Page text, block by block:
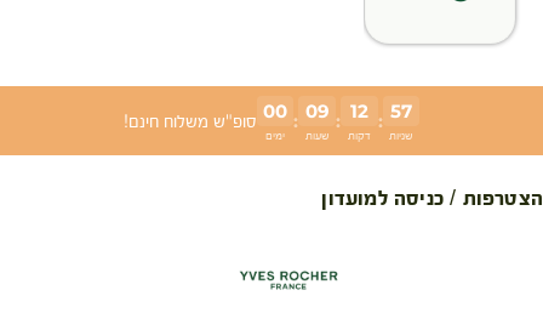
00
ימים
: 09
שעות
: 12
דקות
: 56
שניות
סופ"ש משלוח חינם!
הצטרפות / כניסה למועדון